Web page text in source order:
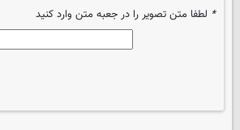
* لطفا متن تصویر را در جعبه متن وارد کنید